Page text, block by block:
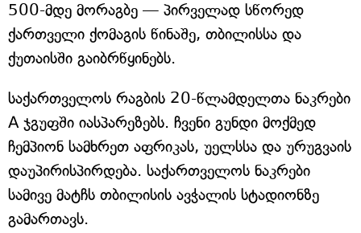
500-მდე მორაგბე — პირველად სწორედ
ქართველი ქომაგის წინაშე, თბილისსა და
ქუთაისში გაიბრწყინებს.
საქართველოს რაგბის 20-წლამდელთა ნაკრები
A ჯგუფში იასპარეზებს. ჩვენი გუნდი მოქმედ
ჩემპიონ სამხრეთ აფრიკას, უელსსა და ურუგვაის
დაუპირისპირდება. საქართველოს ნაკრები
სამივე მატჩს თბილისის ავჭალის სტადიონზე
გამართავს.